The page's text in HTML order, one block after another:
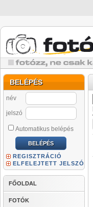
BELÉPÉS
név
jelszó
Automatikus belépés
REGISZTRÁCIÓ
ELFELEJTETT JELSZÓ
FŐOLDAL
FOTÓK